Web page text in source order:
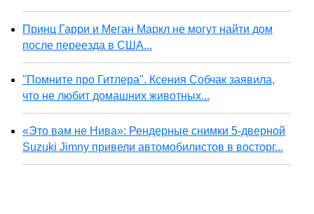
Принц Гарри и Меган Маркл не могут найти дом
после переезда в США...
"Помните про Гитлера". Ксения Собчак заявила,
что не любит домашних животных...
«Это вам не Нива»: Рендерные снимки 5-дверной
Suzuki Jimny привели автомобилистов в восторг...